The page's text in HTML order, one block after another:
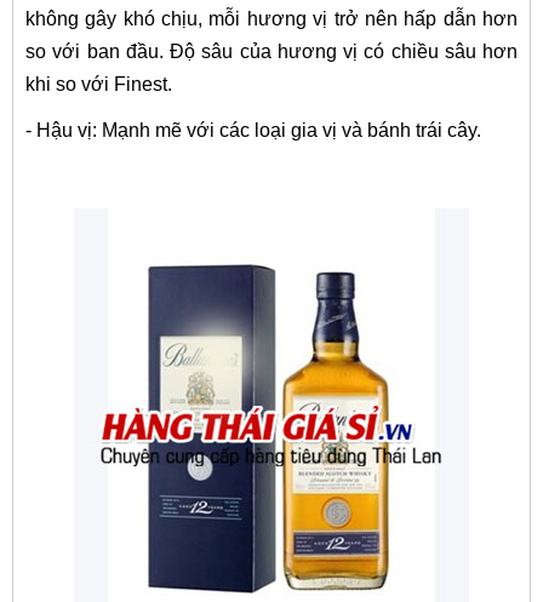
không gây khó chịu, mỗi hương vị trở nên hấp dẫn hơn
so với ban đầu. Độ sâu của hương vị có chiều sâu hơn
khi so với Finest.
- Hậu vị: Mạnh mẽ với các loại gia vị và bánh trái cây.